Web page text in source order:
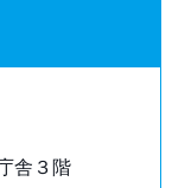
舎３階